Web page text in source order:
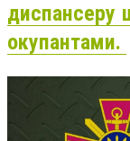
диспансеру
окупантами.